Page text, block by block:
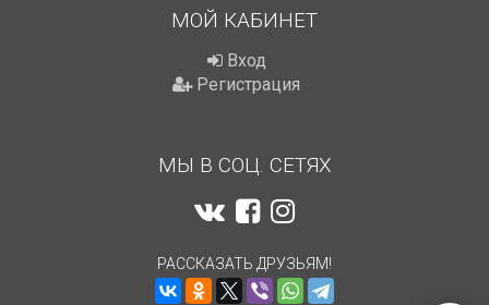
МОЙ КАБИНЕТ
Вход
Регистрация
МЫ В СОЦ. СЕТЯХ
РАССКАЗАТЬ ДРУЗЬЯМ!